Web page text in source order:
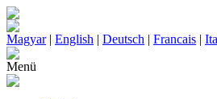
Magyar| English | Deutsch | Francais |
Menü